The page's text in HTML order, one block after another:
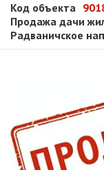
Код объекта
Продажа дачи
Радваничское